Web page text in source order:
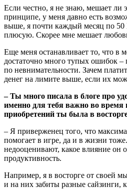
Если честно, я не знаю, мешает ли
принципе, у меня давно есть
выше, я почти каждый месяц по 50
плюсую. Скорее мне мешает
Еще меня останавливает то, что в
достаточно много тупых ошибок –
по невнимательности. Зачем
денег на лимите выше, если их
– Ты много писала в блоге про
именно для тебя важно во время
приобретений ты была в
– Я приверженец того, что
помогает в игре, да и в жизни
недооценивают, какое влияние он
продуктивность.
Например, я в восторге от своей
и на них забиты разные сайзинги,